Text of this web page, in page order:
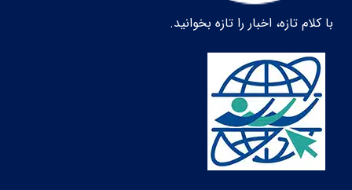
با کلام تازه، اخبار را تازه بخوانید.